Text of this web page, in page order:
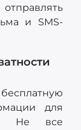
и SMS-
для
Не все